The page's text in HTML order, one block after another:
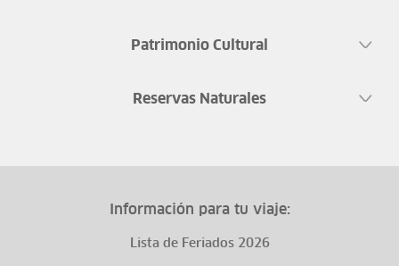
Patrimonio Cultural
Reservas Naturales
Información para tu viaje:
Lista de Feriados 2026